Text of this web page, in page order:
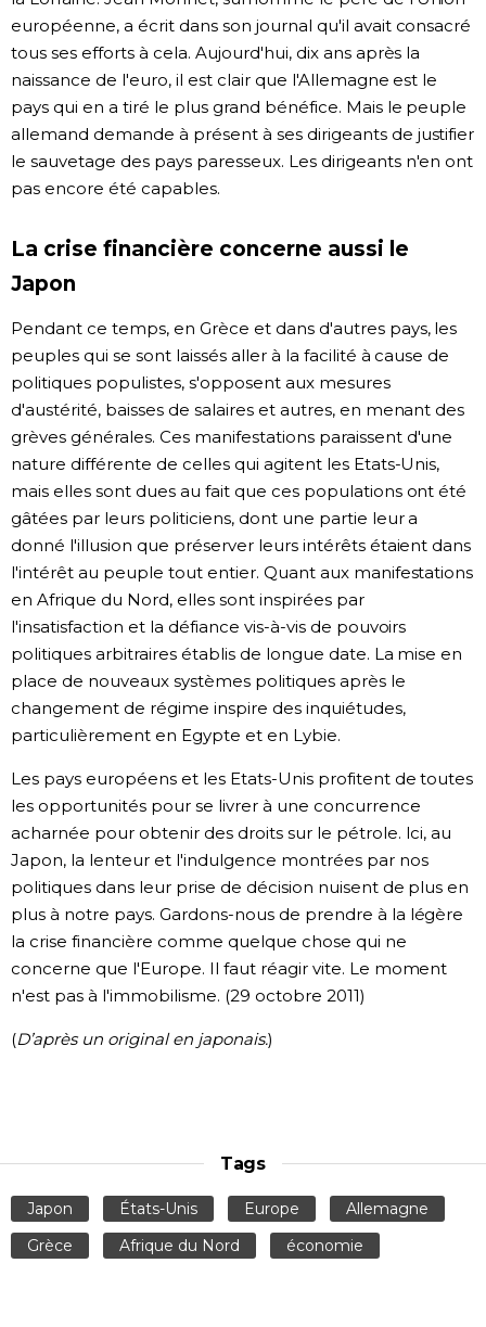
européenne, a écrit dans son journal qu'il avait consacré
tous ses efforts à cela. Aujourd'hui, dix ans après la
naissance de l'euro, il est clair que l'Allemagne est le
pays qui en a tiré le plus grand bénéfice. Mais le peuple
allemand demande à présent à ses dirigeants de justifier
le sauvetage des pays paresseux. Les dirigeants n'en ont
pas encore été capables.
La crise financière concerne aussi le
Japon
Pendant ce temps, en Grèce et dans d'autres pays, les
peuples qui se sont laissés aller à la facilité à cause de
politiques populistes, s'opposent aux mesures
d'austérité, baisses de salaires et autres, en menant des
grèves générales. Ces manifestations paraissent d'une
nature différente de celles qui agitent les Etats-Unis,
mais elles sont dues au fait que ces populations ont été
gâtées par leurs politiciens, dont une partie leur a
donné l'illusion que préserver leurs intérêts étaient dans
l'intérêt au peuple tout entier. Quant aux manifestations
en Afrique du Nord, elles sont inspirées par
l'insatisfaction et la défiance vis-à-vis de pouvoirs
politiques arbitraires établis de longue date. La mise en
place de nouveaux systèmes politiques après le
changement de régime inspire des inquiétudes,
particulièrement en Egypte et en Lybie.
Les pays européens et les Etats-Unis profitent de toutes
les opportunités pour se livrer à une concurrence
acharnée pour obtenir des droits sur le pétrole. Ici, au
Japon, la lenteur et l'indulgence montrées par nos
politiques dans leur prise de décision nuisent de plus en
plus à notre pays. Gardons-nous de prendre à la légère
la crise financière comme quelque chose qui ne
concerne que l'Europe. Il faut réagir vite. Le moment
n'est pas à l'immobilisme. (29 octobre 2011)
(D’après un original en japonais.)
Tags
Japon États-Unis Europe
Allemagne
Grèce
Afrique du Nord économie